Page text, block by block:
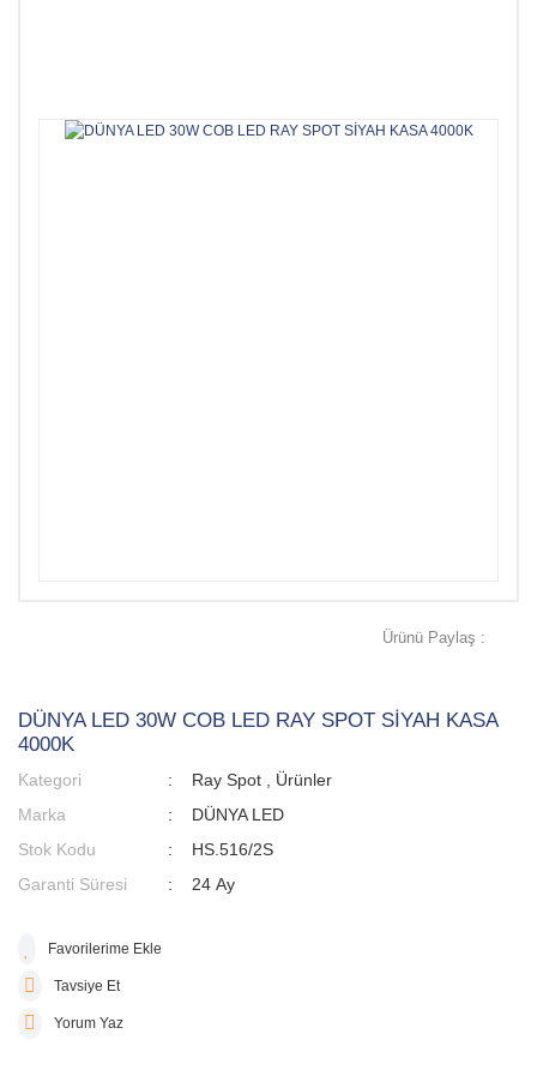
Ürünü Paylaş :
DÜNYA LED 30W COB LED RAY SPOT SİYAH KASA
4000K
Kategori Ray Spot
Ürünler
Marka
DÜNYA LED
Stok Kodu
HS.516/2S
Garanti Süresi
24 Ay
Tavsiye Et
Yorum Yaz